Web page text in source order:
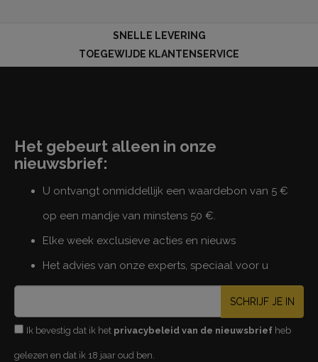
SNELLE LEVERING
TOEGEWIJDE KLANTENSERVICE
Het gebeurt alleen in onze
nieuwsbrief:
U ontvangt onmiddellijk een waardebon van 5 €
op een mandje van minstens 50 €.
Elke week exclusieve acties en nieuws
Het advies van onze experts, speciaal voor u
SCHRIJF JE IN
Ik bevestig dat ik het privacybeleid van de nieuwsbrief heb
gelezen en dat ik 18 jaar oud ben.